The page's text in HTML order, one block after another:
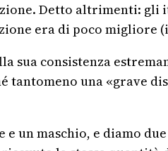
Detto altrimenti: gli
era di poco migliore
sua consistenza
tantomeno una «grave
maschio, e diamo